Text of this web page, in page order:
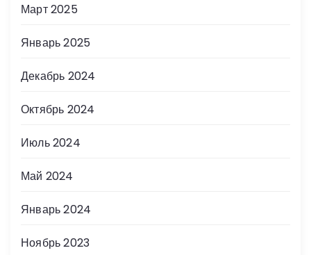
Март 2025
Январь 2025
Декабрь 2024
Октябрь 2024
Июль 2024
Май 2024
Январь 2024
Ноябрь 2023